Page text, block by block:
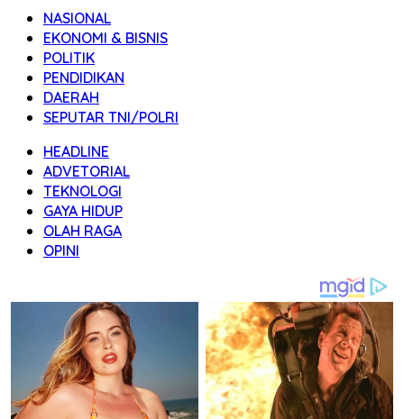
NASIONAL
EKONOMI & BISNIS
POLITIK
PENDIDIKAN
DAERAH
SEPUTAR TNI/POLRI
HEADLINE
ADVETORIAL
TEKNOLOGI
GAYA HIDUP
OLAH RAGA
OPINI